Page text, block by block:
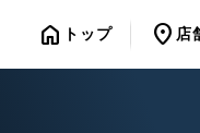
home トップ location_on 店